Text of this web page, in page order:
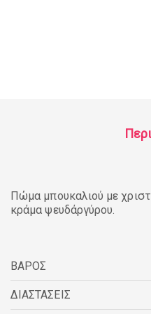
Πώμα μπουκαλιού με
κράμα ψευδάργύρου.
ΒΑΡΟΣ
ΔΙΑΣΤΑΣΕΙΣ